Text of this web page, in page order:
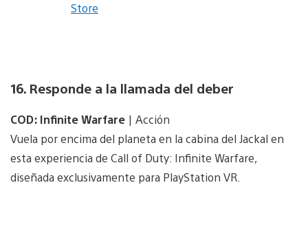
Store
16. Responde a la llamada del deber
COD: Infinite Warfare | Acción
Vuela por encima del planeta en la cabina del Jackal en
esta experiencia de Call of Duty: Infinite Warfare,
diseñada exclusivamente para PlayStation VR.